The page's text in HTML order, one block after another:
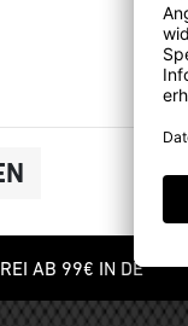
AB 99€ IN DE